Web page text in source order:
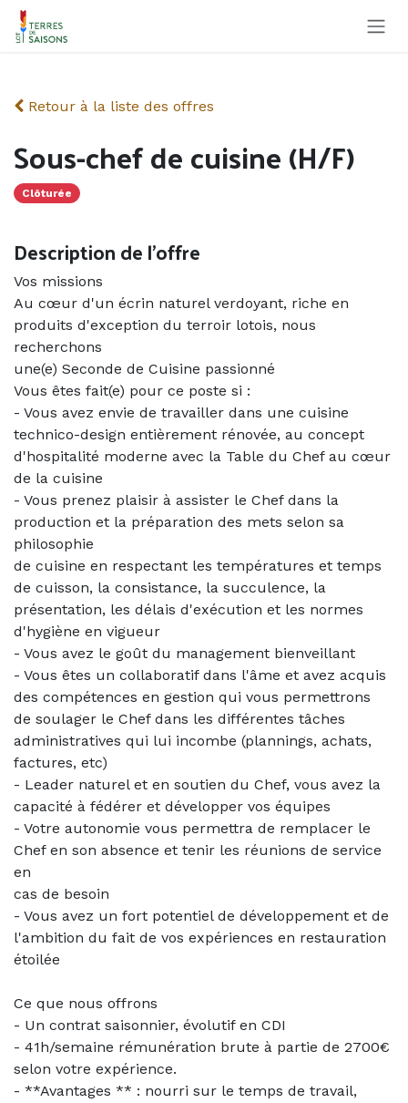
Se rendre au contenu
Retour à la liste des offres
Sous-chef de cuisine (H/F)
Clôturée
Description de l'offre
Vos missions
Au cœur d'un écrin naturel verdoyant, riche en
produits d'exception du terroir lotois, nous
recherchons
une(e) Seconde de Cuisine passionné
Vous êtes fait(e) pour ce poste si :
- Vous avez envie de travailler dans une cuisine
technico-design entièrement rénovée, au concept
d'hospitalité moderne avec la Table du Chef au cœur
de la cuisine
- Vous prenez plaisir à assister le Chef dans la
production et la préparation des mets selon sa
philosophie
de cuisine en respectant les températures et temps
de cuisson, la consistance, la succulence, la
présentation, les délais d'exécution et les normes
d'hygiène en vigueur
- Vous avez le goût du management bienveillant
- Vous êtes un collaboratif dans l'âme et avez acquis
des compétences en gestion qui vous permettrons
de soulager le Chef dans les différentes tâches
administratives qui lui incombe (plannings, achats,
factures, etc)
- Leader naturel et en soutien du Chef, vous avez la
capacité à fédérer et développer vos équipes
- Votre autonomie vous permettra de remplacer le
Chef en son absence et tenir les réunions de service
en
cas de besoin
- Vous avez un fort potentiel de développement et de
l'ambition du fait de vos expériences en restauration
étoilée
Ce que nous offrons
- Un contrat saisonnier, évolutif en CDI
- 41h/semaine rémunération brute à partie de 2700€
selon votre expérience.
- **Avantages ** : nourri sur le temps de travail,